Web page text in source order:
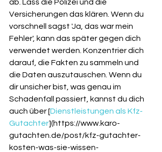
ab. Lass die Polizei und die
Versicherungen das klären. Wenn du
vorschnell sagst 'Ja, das war mein
Fehler', kann das später gegen dich
verwendet werden. Konzentrier dich
darauf, die Fakten zu sammeln und
die Daten auszutauschen. Wenn du
dir unsicher bist, was genau im
Schadenfall passiert, kannst du dich
auch über [Dienstleistungen als Kfz-
Gutachter](https://www.karo-
gutachten.de/post/kfz-gutachter-
kosten-was-sie-wissen-